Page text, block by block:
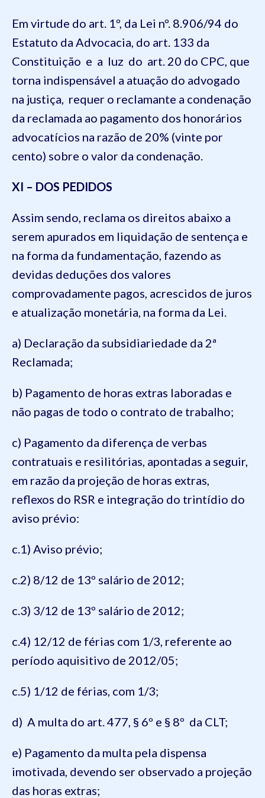
Em virtude do art. 1º, da Lei nº. 8.906/94 do
Estatuto da Advocacia, do art. 133 da
Constituição e a luz do art. 20 do CPC, que
torna indispensável a atuação do advogado
na justiça, requer o reclamante a condenação
da reclamada ao pagamento dos honorários
advocatícios na razão de 20% (vinte por
cento) sobre o valor da condenação.
XI – DOS PEDIDOS
Assim sendo, reclama os direitos abaixo a
serem apurados em liquidação de sentença e
na forma da fundamentação, fazendo as
devidas deduções dos valores
comprovadamente pagos, acrescidos de juros
e atualização monetária, na forma da Lei.
a) Declaração da subsidiariedade da 2ª
Reclamada;
b) Pagamento de horas extras laboradas e
não pagas de todo o contrato de trabalho;
c) Pagamento da diferença de verbas
contratuais e resilitórias, apontadas a seguir,
em razão da projeção de horas extras,
reflexos do RSR e integração do trintídio do
aviso prévio:
c.1) Aviso prévio;
c.2) 8/12 de 13º salário de 2012;
c.3) 3/12 de 13º salário de 2012;
c.4) 12/12 de férias com 1/3, referente ao
período aquisitivo de 2012/05;
c.5) 1/12 de férias, com 1/3;
d) A multa do art. 477, § 6º e § 8º da CLT;
e) Pagamento da multa pela dispensa
imotivada, devendo ser observado a projeção
das horas extras;